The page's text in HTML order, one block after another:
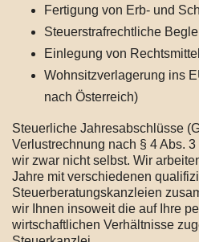
Fertigung von Erb- und
Steuerstrafrechtliche
Einlegung von
Wohnsitzverlagerung ins
nach Österreich)
Steuerliche Jahresabschlüsse
Verlustrechnung nach § 4 Abs.
wir zwar nicht selbst. Wir
Jahre mit verschiedenen
Steuerberatungskanzleien
wir Ihnen insoweit die auf Ihre
wirtschaftlichen Verhältnisse